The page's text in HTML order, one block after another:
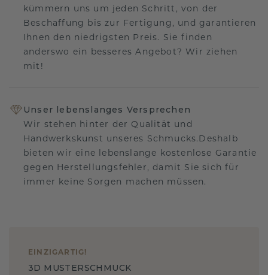
kümmern uns um jeden Schritt, von der
Beschaffung bis zur Fertigung, und garantieren
Ihnen den niedrigsten Preis. Sie finden
anderswo ein besseres Angebot? Wir ziehen
mit!
Unser lebenslanges Versprechen
Wir stehen hinter der Qualität und
Handwerkskunst unseres Schmucks.Deshalb
bieten wir eine lebenslange kostenlose Garantie
gegen Herstellungsfehler, damit Sie sich für
immer keine Sorgen machen müssen.
EINZIGARTIG !
3D MUSTERSCHMUCK